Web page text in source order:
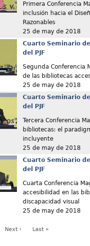
Primera Conferencia
inclusión hacia el
Razonables
25 de may de 2018
Cuarto Seminario
del PJF
Segunda Conferencia
de las bibliotecas
25 de may de 2018
Cuarto Seminario
del PJF
Tercera Conferencia
bibliotecas: el
incluyente
25 de may de 2018
Cuarto Seminario
del PJF
Cuarta Conferencia
accesibilidad en las
discapacidad visual
25 de may de 2018
Next › Last »